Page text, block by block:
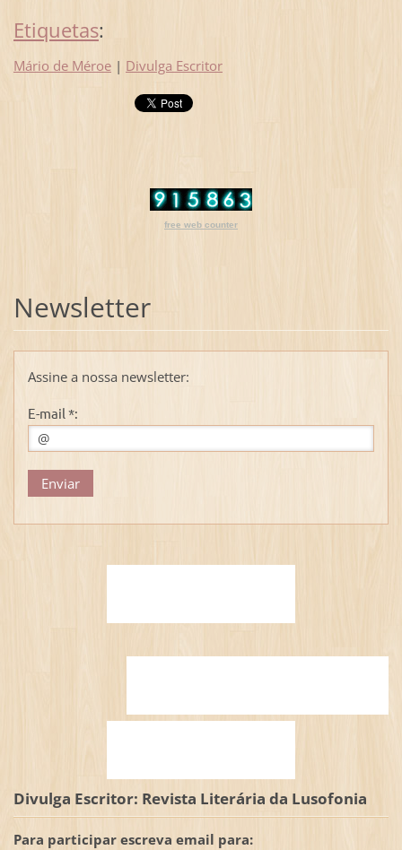
Etiquetas:
Mário de Méroe | Divulga Escritor
free web counter
Newsletter
Assine a nossa newsletter:
E-mail *:
Divulga Escritor: Revista Literária da Lusofonia
Para participar escreva email para: